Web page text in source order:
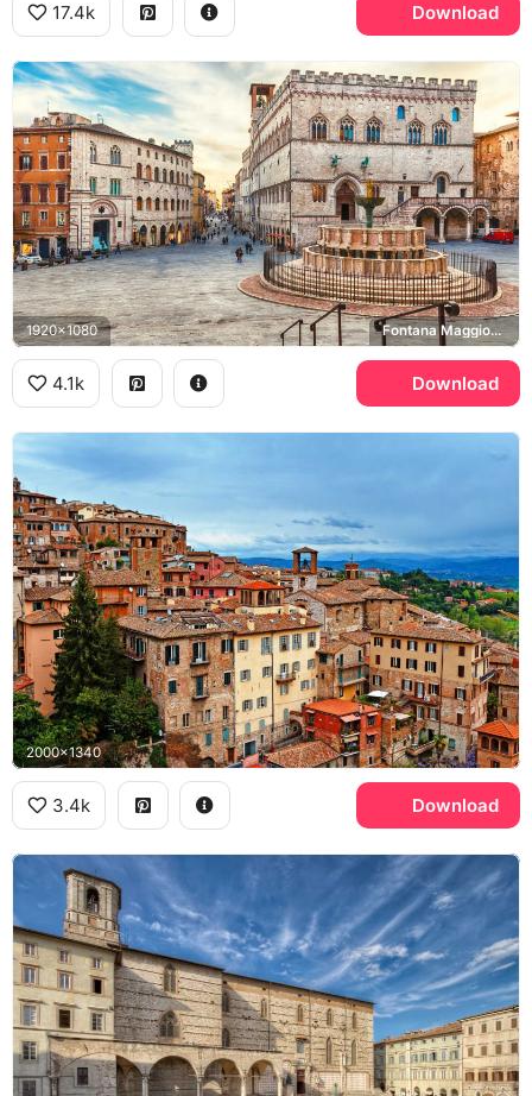
17.4k Download
1920x1080 Fontana Maggiore, Palazzo dei Priori, Piazza IV Novembre
4.1k Download
2000x1340
3.4k Download